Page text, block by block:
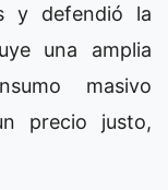
y defendió la
una amplia
masivo
precio justo,